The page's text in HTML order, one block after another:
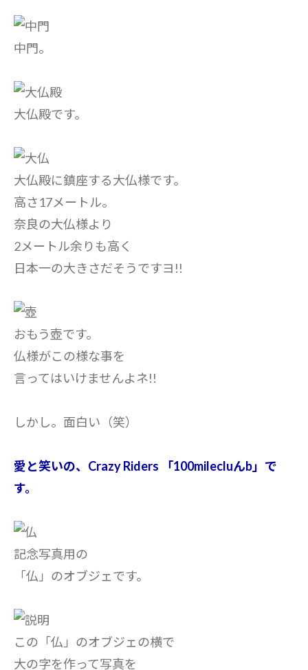
中門。
大仏殿です。
大仏殿に鎮座する大仏様です。
高さ17メートル。
奈良の大仏様より
2メートル余りも高く
日本一の大きさだそうですヨ!!
おもう壺です。
仏様がこの様な事を
言ってはいけませんよネ!!
しかし。面白い（笑）
愛と笑いの、Crazy Riders 「100milecluんb」で
す。
記念写真用の
「仏」のオブジェです。
この「仏」のオブジェの横で
大の字を作って写真を